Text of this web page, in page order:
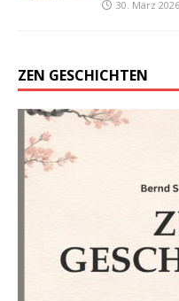
30. März 2026
ZEN GESCHICHTEN